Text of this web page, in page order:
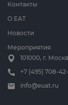
О ЕАТ
Новости
Мероприятия
Контакты
101000, г.
+7 (495) 708-
info@euat.ru